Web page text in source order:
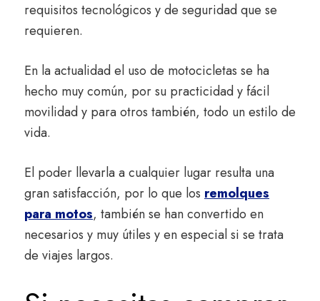
requisitos tecnológicos y de seguridad que se
requieren.
En la actualidad el uso de motocicletas se ha
hecho muy común, por su practicidad y fácil
movilidad y para otros también, todo un estilo de
vida.
El poder llevarla a cualquier lugar resulta una
gran satisfacción, por lo que los remolques
para motos, también se han convertido en
necesarios y muy útiles y en especial si se trata
de viajes largos.